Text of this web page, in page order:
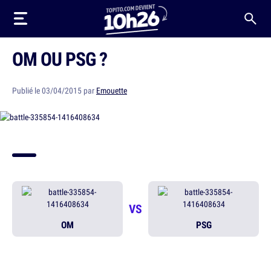
OM OU PSG ?
Publié le 03/04/2015 par Emouette
OM
VS
PSG